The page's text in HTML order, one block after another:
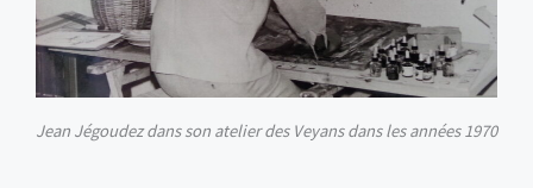
Jean Jégoudez dans son atelier des Veyans dans les années 1970